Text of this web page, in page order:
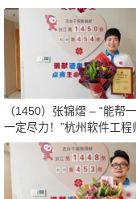
（1450）张锦熠 – “能帮
一定尽力！”杭州软件工程
月减重13斤赴生命之约 –
8月03日